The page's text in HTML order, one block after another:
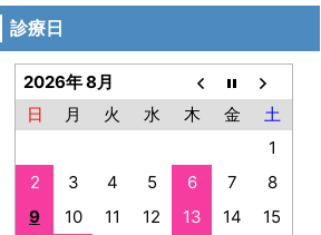
診療日
2026年 8月
日
月 火 水 木 金
土
1
2
3 4 5 6 7
8
9
10 11 12 13 14
15